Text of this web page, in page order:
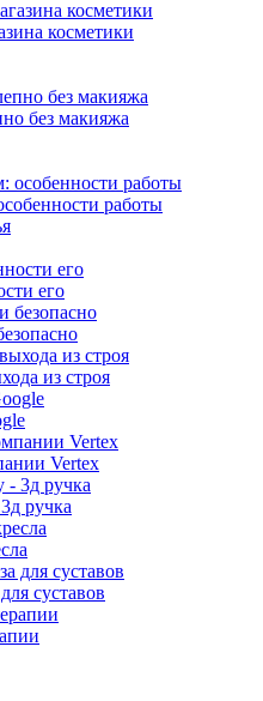
косметики
без макияжа
работы
его
из строя
Vertex
ручка
суставов